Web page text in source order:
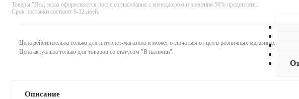
Товары "Под заказ оформляются после согласования с менеджером и внесения 50% предоплаты.
Срок поставки составит 6-12 дней.
Цена действительна только для интернет-магазина и может отличаться от цен в розничных магазинах.
Цена актуальна только для товаров со статусом "В наличии".
Описание